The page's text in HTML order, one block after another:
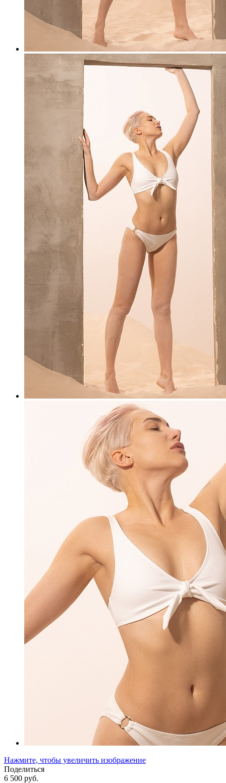
Нажмите, чтобы увеличить изображение
Поделиться
6 500 руб.